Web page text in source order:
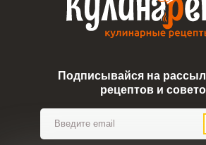
Подписывайся на
рецептов и